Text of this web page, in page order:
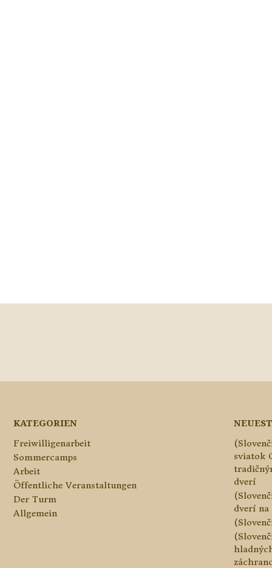
KATEGORIEN
Freiwilligenarbeit
Sommercamps
Arbeit
Öffentliche Veranstaltungen
Der Turm
Allgemein
sviatok
dverí
dverí na